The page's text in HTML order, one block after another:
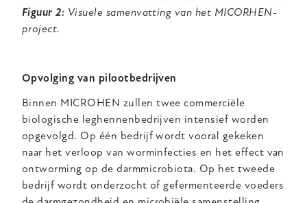
Figuur 2: Visuele samenvatting van het MICORHEN-
project.
Opvolging van pilootbedrijven
Binnen MICROHEN zullen twee commerciële
biologische leghennenbedrijven intensief worden
opgevolgd. Op één bedrijf wordt vooral gekeken
naar het verloop van worminfecties en het effect van
ontworming op de darmmicrobiota. Op het tweede
bedrijf wordt onderzocht of gefermenteerde voeders